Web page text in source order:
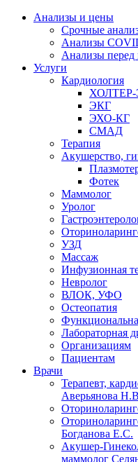
Анализы и цены
Срочные
Анализы
Анализы
Услуги
Кардиология
ЭКГ
ЭХО-КГ
СМАД
Терапия
Акушерство,
Фотек
Маммолог
Уролог
УЗД
Массаж
Инфузионная
Невролог
ВЛОК, УФО
Остеопатия
Лабораторная
Организациям
Пациентам
Врачи
Терапевт,
Аверьянова
Богданова Е.С.
Акушер-
маммолог